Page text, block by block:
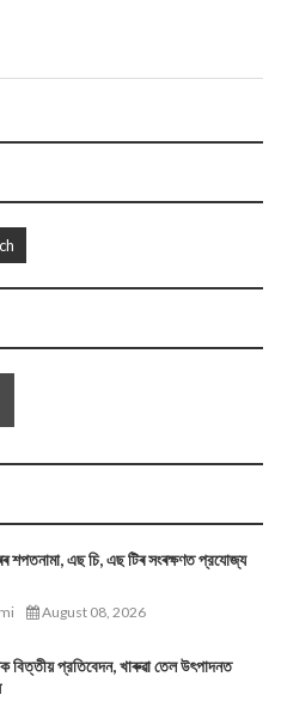
শপতনামা, এছ চি, এছ টিৰ সংৰক্ষণত প্রযোজ্য
August 08, 2026
বিত্তীয় প্রতিবেদন, খাৰুৱা তেল উৎপাদনত